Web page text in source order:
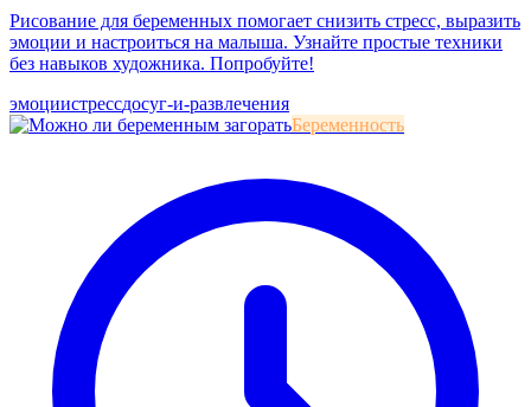
Рисование для беременных помогает снизить стресс, выразить
эмоции и настроиться на малыша. Узнайте простые техники
без навыков художника. Попробуйте!
эмоциистрессдосуг-и-развлечения
Беременность